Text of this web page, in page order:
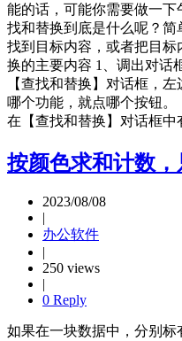
能的话，可能你需要做一
找和替换到底是什么呢？
找到目标内容，或者把目
换的主要内容 1、调出对话
【查找和替换】对话框，
哪个功能，就点哪个按钮
在【查找和替换】对话框
按颜色求和计数，
2023/08/08
|
办公软件
|
250 views
|
0 Reply
如果在一块数据中，分别